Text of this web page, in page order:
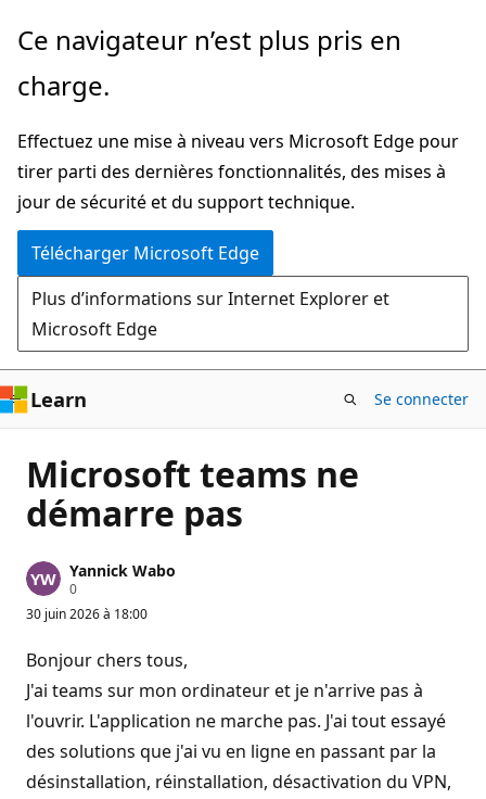
Passer
directement
au
principal
Ce navigateur n’est plus pris en
charge.
Effectuez une mise à niveau vers Microsoft Edge pour
tirer parti des dernières fonctionnalités, des mises à
jour de sécurité et du support technique.
Télécharger Microsoft Edge
Plus d’informations sur Internet Explorer et
Microsoft Edge
Learn Se connecter
Microsoft teams ne
démarre pas
Yannick Wabo
0P
i
t
s
d
e
r
p
t
30 juin 2026 à 18:00
Bonjour chers tous,
J'ai teams sur mon ordinateur et je n'arrive pas à
l'ouvrir. L'application ne marche pas. J'ai tout essayé
des solutions que j'ai vu en ligne en passant par la
désinstallation, réinstallation, désactivation du VPN,